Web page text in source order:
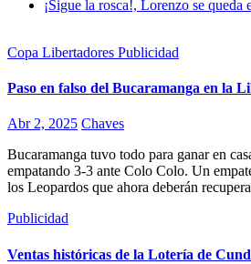
¡Sigue la rosca!, Lorenzo se queda
Copa Libertadores Publicidad
Paso en falso del Bucaramanga en la
Abr 2, 2025 Chaves
Bucaramanga tuvo todo para ganar en
empatando 3-3 ante Colo Colo. Un
los Leopardos que ahora deberán
Publicidad
Ventas históricas de la Lotería de